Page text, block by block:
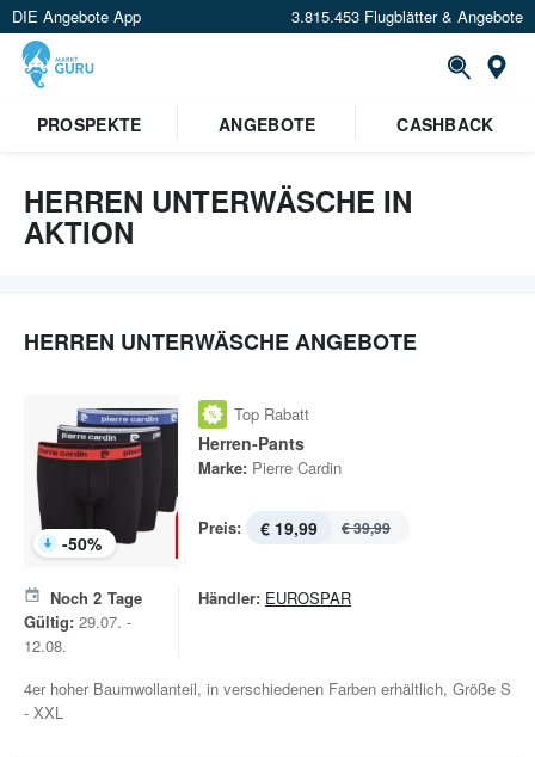
DIE Angebote App 3.815.453 Flugblätter & Angebote
PROSPEKTE
ANGEBOTE CASHBACK
HERREN UNTERWÄSCHE IN
AKTION
HERREN UNTERWÄSCHE ANGEBOTE
-50%
Top Rabatt
Herren-Pants
Marke: Pierre Cardin
Preis: € 19,99 € 39,99
Noch 2 Tage
Gültig: 29.07. -
12.08.
Händler: EUROSPAR
4er hoher Baumwollanteil, in verschiedenen Farben erhältlich, Größe S
- XXL